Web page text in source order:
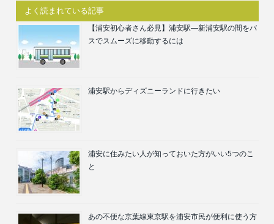
よく読まれている記事
【浦安初心者さん必見】浦安駅―新浦安駅の間をバ
スでスムーズに移動するには
浦安駅からディズニーランドに行きたい
浦安に住みたい人が知っておいた方がいい5つのこ
と
あの不便な京葉線東京駅を浦安市民が便利に使う方